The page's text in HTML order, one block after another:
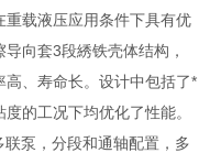
载液压应用条件下具有优
向套3段綉铁壳体结构，
、寿命长。设计中包括了*
的工况下均优化了性能。
泵，分段和通轴配置，多